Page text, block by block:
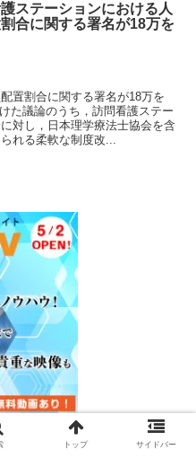
ステーションにおける人
合に関する署名が18万を
置割合に関する署名が18万を
た議論のうち，訪問看護ステー
対し，日本理学療法士協会を含
れる柔軟な制度改...
トップ サイドバー